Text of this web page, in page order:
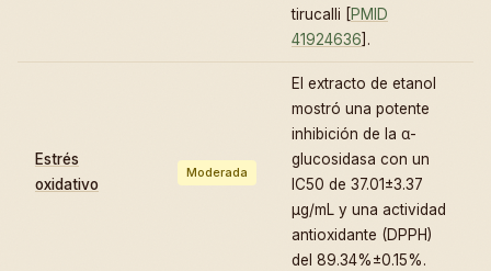
tirucalli [PMID
41924636].
Estrés
oxidativo
Moderada
El extracto de etanol
mostró una potente
inhibición de la α-
glucosidasa con un
IC50 de 37.01±3.37
µg/mL y una actividad
antioxidante (DPPH)
del 89.34%±0.15%.